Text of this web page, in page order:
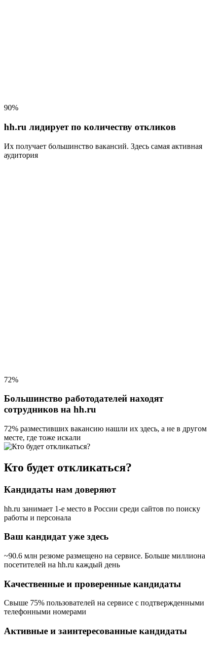
90%
hh.ru лидирует по количеству откликов
Их получает большинство вакансий. Здесь самая активная
аудитория
72%
Большинство работодателей находят
сотрудников на hh.ru
72% разместивших вакансию нашли их здесь, а не в другом
месте, где тоже искали
Кто будет откликаться?
Кандидаты нам доверяют
hh.ru занимает 1-е место в России среди сайтов по поиску
работы и персонала
Ваш кандидат уже здесь
~90.6 млн резюме размещено на сервисе. Больше миллиона
посетителей на hh.ru каждый день
Качественные и проверенные кандидаты
Свыше 75% пользователей на сервисе с подтвержденными
телефонными номерами
Активные и заинтересованные кандидаты